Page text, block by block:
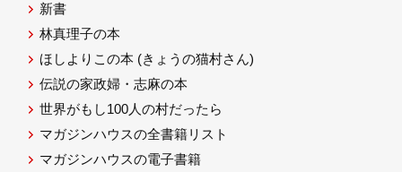
新書
林真理子の本
ほしよりこの本 (きょうの猫村さん)
伝説の家政婦・志麻の本
世界がもし100人の村だったら
マガジンハウスの全書籍リスト
マガジンハウスの電子書籍